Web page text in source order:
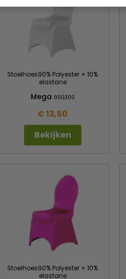
Stoelhoes90% Polyester + 10%
elastane
Mega 900300
€ 13,50
Bekijken
Stoelhoes90% Polyester + 10%
elastane